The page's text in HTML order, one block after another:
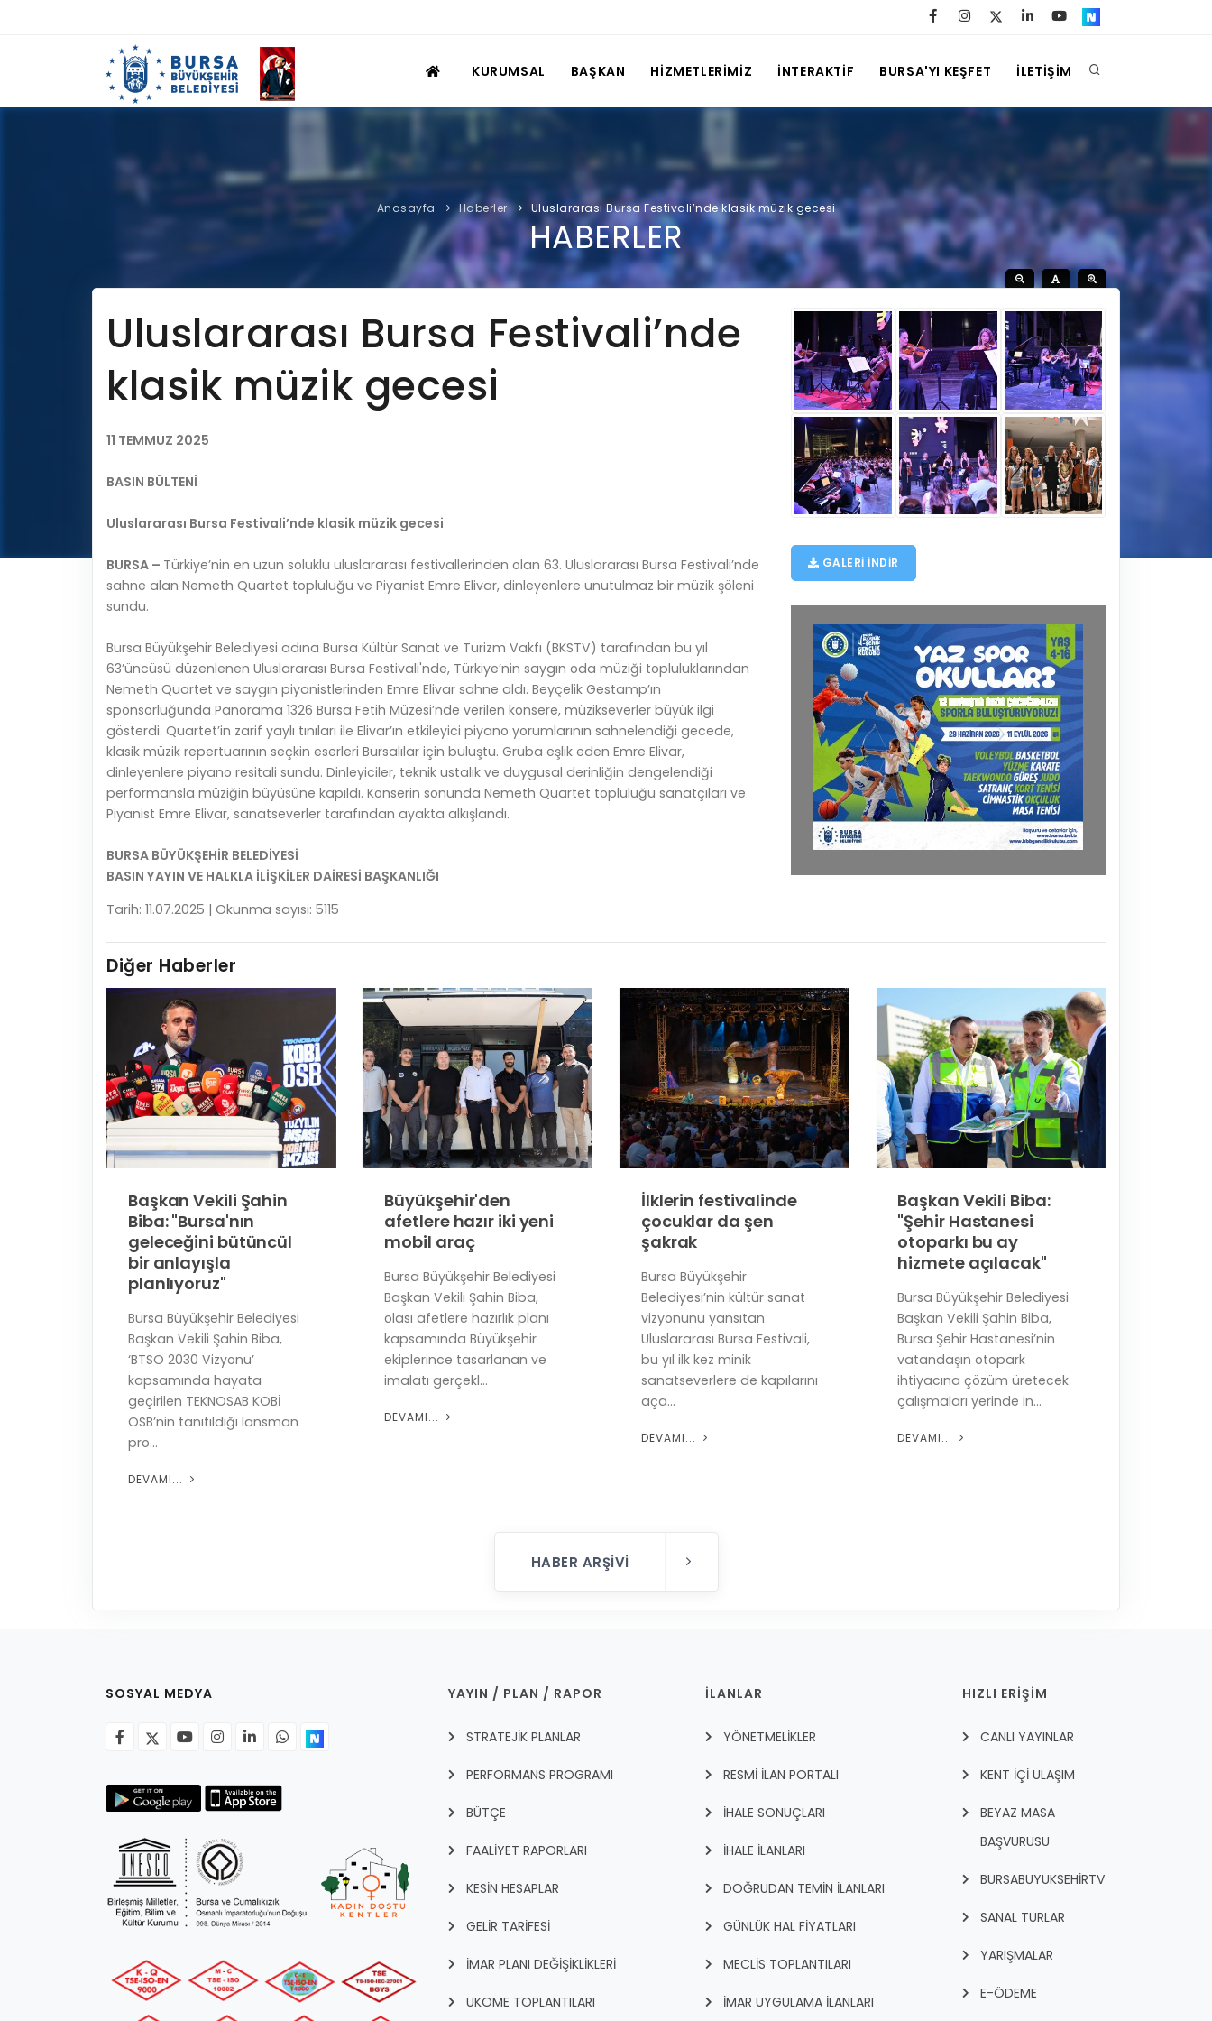
KURUMSAL BAŞKAN HİZMETLERİMİZ İNTERAKTİF BURSA'YI KEŞFET İLETİŞİM
Anasayfa Haberler Uluslararası Bursa Festivali’nde klasik müzik gecesi
HABERLER
Uluslararası Bursa Festivali’nde
klasik müzik gecesi
11 TEMMUZ 2025
BASIN BÜLTENİ
Uluslararası Bursa Festivali’nde klasik müzik gecesi
BURSA – Türkiye’nin en uzun soluklu uluslararası festivallerinden olan 63. Uluslararası Bursa Festivali’nde
sahne alan Nemeth Quartet topluluğu ve Piyanist Emre Elivar, dinleyenlere unutulmaz bir müzik şöleni
sundu.
Bursa Büyükşehir Belediyesi adına Bursa Kültür Sanat ve Turizm Vakfı (BKSTV) tarafından bu yıl
63’üncüsü düzenlenen Uluslararası Bursa Festivali'nde, Türkiye’nin saygın oda müziği topluluklarından
Nemeth Quartet ve saygın piyanistlerinden Emre Elivar sahne aldı. Beyçelik Gestamp’ın
sponsorluğunda Panorama 1326 Bursa Fetih Müzesi’nde verilen konsere, müzikseverler büyük ilgi
gösterdi. Quartet’in zarif yaylı tınıları ile Elivar’ın etkileyici piyano yorumlarının sahnelendiği gecede,
klasik müzik repertuarının seçkin eserleri Bursalılar için buluştu. Gruba eşlik eden Emre Elivar,
dinleyenlere piyano resitali sundu. Dinleyiciler, teknik ustalık ve duygusal derinliğin dengelendiği
performansla müziğin büyüsüne kapıldı. Konserin sonunda Nemeth Quartet topluluğu sanatçıları ve
Piyanist Emre Elivar, sanatseverler tarafından ayakta alkışlandı.
BURSA BÜYÜKŞEHİR BELEDİYESİ
BASIN YAYIN VE HALKLA İLİŞKİLER DAİRESİ BAŞKANLIĞI
Tarih: 11.07.2025 | Okunma sayısı: 5115
GALERI INDIR
Diğer Haberler
Başkan Vekili Şahin
Biba: "Bursa'nın
geleceğini bütüncül
bir anlayışla
planlıyoruz"
Bursa Büyükşehir Belediyesi
Başkan Vekili Şahin Biba,
‘BTSO 2030 Vizyonu’
kapsamında hayata
geçirilen TEKNOSAB KOBİ
OSB’nin tanıtıldığı lansman
pro...
DEVAMI...
Büyükşehir'den
afetlere hazır iki yeni
mobil araç
Bursa Büyükşehir Belediyesi
Başkan Vekili Şahin Biba,
olası afetlere hazırlık planı
kapsamında Büyükşehir
ekiplerince tasarlanan ve
imalatı gerçekl...
DEVAMI...
İlklerin festivalinde
çocuklar da şen
şakrak
Bursa Büyükşehir
Belediyesi’nin kültür sanat
vizyonunu yansıtan
Uluslararası Bursa Festivali,
bu yıl ilk kez minik
sanatseverlere de kapılarını
aça...
DEVAMI...
Başkan Vekili Biba:
"Şehir Hastanesi
otoparkı bu ay
hizmete açılacak"
Bursa Büyükşehir Belediyesi
Başkan Vekili Şahin Biba,
Bursa Şehir Hastanesi’nin
vatandaşın otopark
ihtiyacına çözüm üretecek
çalışmaları yerinde in...
DEVAMI...
HABER ARŞIVI
SOSYAL MEDYA YAYIN / PLAN / RAPOR
STRATEJİK PLANLAR
PERFORMANS PROGRAMI
BÜTÇE
FAALİYET RAPORLARI
KESİN HESAPLAR
GELİR TARİFESİ
İMAR PLANI DEĞİŞİKLİKLERİ
UKOME TOPLANTILARI
İLANLAR
YÖNETMELİKLER
RESMİ İLAN PORTALI
İHALE SONUÇLARI
İHALE İLANLARI
DOĞRUDAN TEMİN İLANLARI
GÜNLÜK HAL FİYATLARI
MECLİS TOPLANTILARI
İMAR UYGULAMA İLANLARI
HIZLI ERİŞİM
CANLI YAYINLAR
KENT İÇI ULAŞIM
BEYAZ MASA
BAŞVURUSU
BURSABUYUKSEHIRTV
SANAL TURLAR
YARIŞMALAR
E-ÖDEME